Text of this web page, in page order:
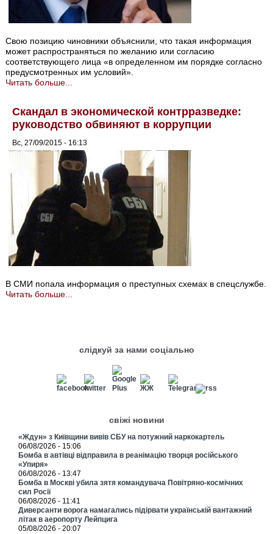
Свою позицию чиновники объяснили, что такая информация
может распространяться по желанию или согласию
соответствующего лица «в определенном им порядке согласно
предусмотренных им условий».
Читать больше...
Скандал в экономической контрразведке:
руководство обвиняют в коррупции
Вс, 27/09/2015 - 16:13
В СМИ попала информация о преступных схемах в спецслужбе.
Читать больше...
слідкуй за нами соціально
свіжі новини
«Ждун» з Київщини вивів СБУ на потужний наркокартель
06/08/2026 - 15:06
Бомба в автівці відправила в реанімацію творця російського
«Упиря»
06/08/2026 - 13:47
Бомба в Москві убила зятя командувача Повітряно-космічних
сил Росії
06/08/2026 - 11:41
Диверсанти ворога намагались підірвати українській вантажний
літак в аеропорту Лейпцига
05/08/2026 - 20:07